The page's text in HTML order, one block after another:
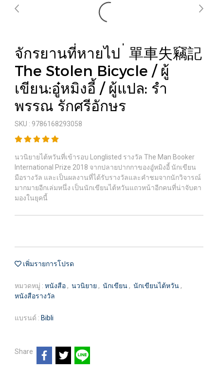
จักรยานที่หายไป ่ 單車失竊記
The Stolen Bicycle / ผู้
เขียน:อู๋หมิงอี้ / ผู้แปล: รํา
พรรณ รักศรีอักษร
SKU : 9786168293058
นวนิยายไต้หวันที่เข้ารอบ Longlisted รางวัล The Man Booker
International Prize 2018 จากปลายปากกาของอู๋หมิงอี้ นักเขียน
มือรางวัล และเป็นผลงานที่ได้รับรางวัลและคำชมจากนักวิจารณ์
มากมายอีกเล่มหนึ่ง เป็นนักเขียนไต้หวันแถวหน้าอีกคนที่น่าจับตา
มองในยุคนี้
เพิ่มรายการโปรด
หมวดหมู่ : หนังสือ , นวนิยาย , นักเขียน , นักเขียนไต้หวัน ,
หนังสือรางวัล
แบรนด์ : Bibli
Share